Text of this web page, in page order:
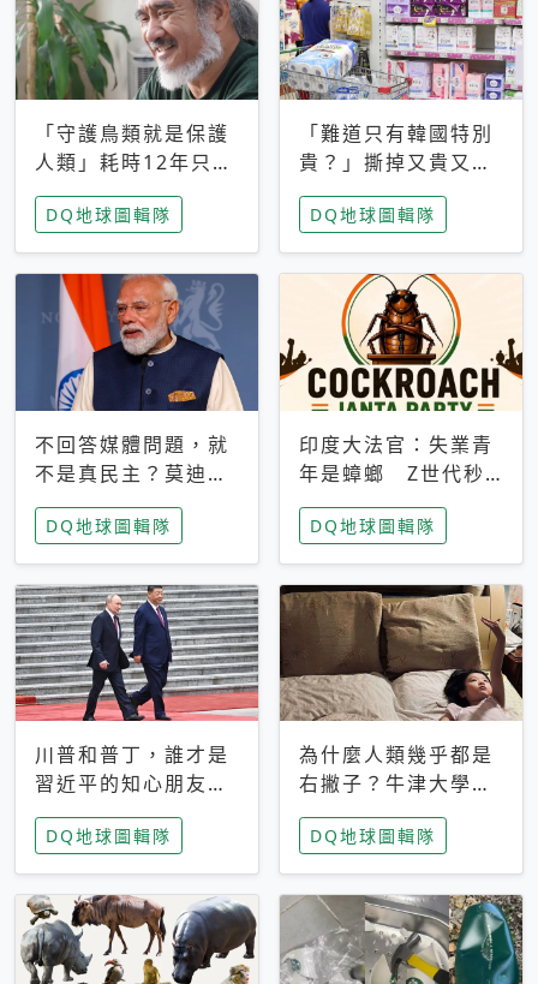
「守護鳥類就是保護
人類」耗時12年只為
追尋台灣最稀有的猛
禽 專訪《飛吧！熊
鷹》導演梁皆得
DQ地球圖輯隊
「難道只有韓國特別
貴？」撕掉又貴又難
用標籤，南韓2026推
公共衛生棉全面免費
DQ地球圖輯隊
不回答媒體問題，就
不是真民主？莫迪訪
歐拒回答問題 挪威
記者：你怕什麼
DQ地球圖輯隊
印度大法官：失業青
年是蟑螂 Z世代秒
成立「蟑螂人民
黨」，追蹤數是執政
黨兩倍
DQ地球圖輯隊
川普和普丁，誰才是
習近平的知心朋友？
專家：外交話語權掌
握在北京手中
DQ地球圖輯隊
為什麼人類幾乎都是
右撇子？牛津大學：
直立行走、腦容量擴
張成演化關鍵
DQ地球圖輯隊